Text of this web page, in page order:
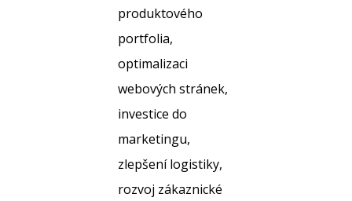
produktového
portfolia,
optimalizaci
webových stránek,
investice do
marketingu,
zlepšení logistiky,
rozvoj zákaznické